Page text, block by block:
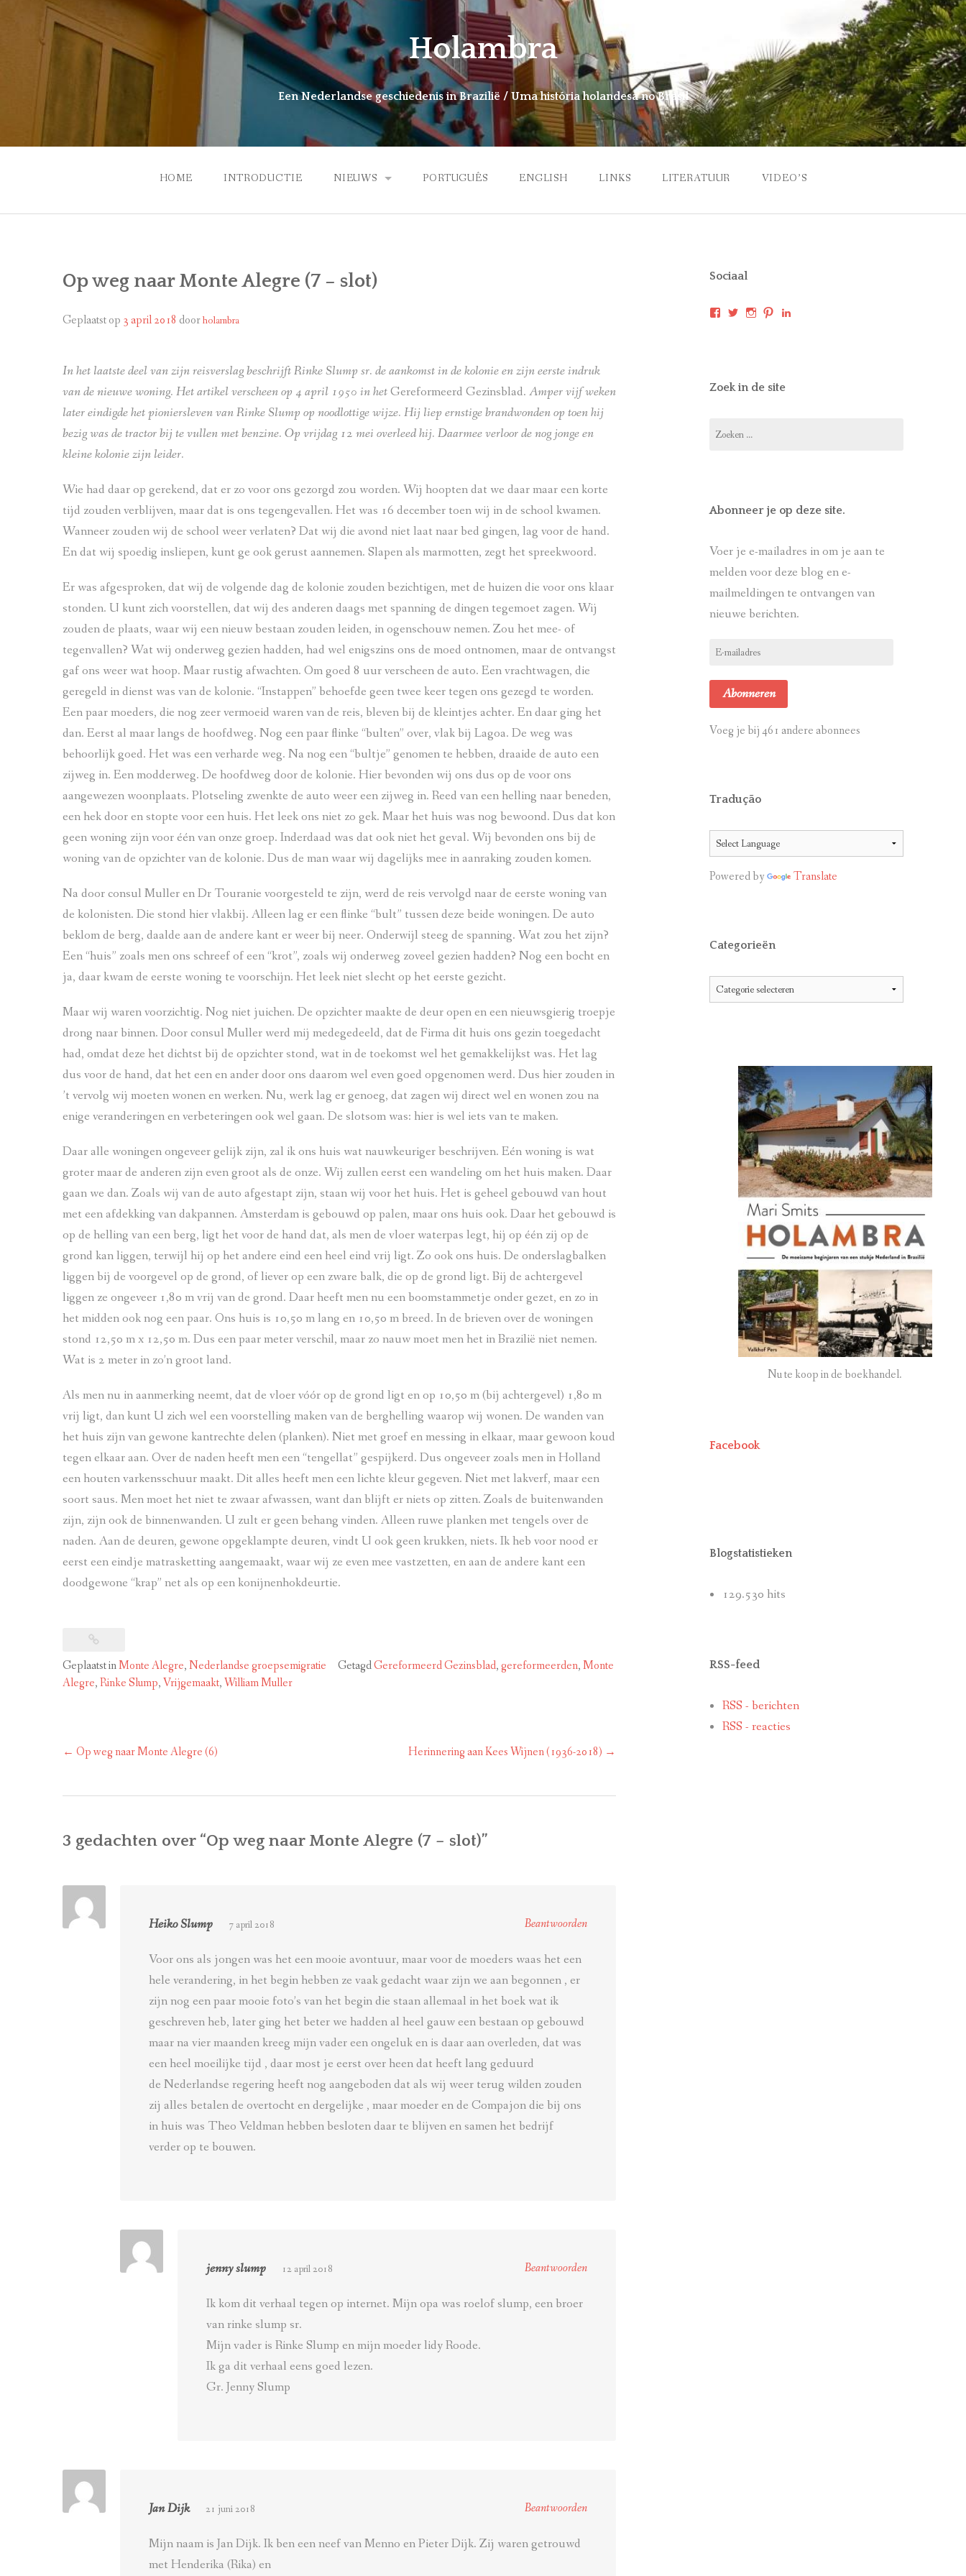
Holambra
Een Nederlandse geschiedenis in Brazilië / Uma história holandesa no Brasil
HOME INTRODUCTIE NIEUWS
BOEK HOLAMBRA
HOLAMBRA
PORTUGUÊS ENGLISH LINKS LITERATUUR VIDEO’S
Op weg naar Monte Alegre (7 – slot)
Geplaatst op 3 april 2018 doorholambra
In het laatste deel van zijn reisverslag beschrijft Rinke Slump sr. de aankomst in de kolonie en zijn eerste indruk
van de nieuwe woning. Het artikel verscheen op 4 april 1950 in hetGereformeerd Gezinsblad. Amper vijf weken
later eindigde het pioniersleven van Rinke Slump op noodlottige wijze. Hij liep ernstige brandwonden op toen hij
bezig was de tractor bij te vullen met benzine. Op vrijdag 12 mei overleed hij. Daarmee verloor de nog jonge en
kleine kolonie zijn leider.
Wie had daar op gerekend, dat er zo voor ons gezorgd zou worden. Wij hoopten dat we daar maar een korte
tijd zouden verblijven, maar dat is ons tegengevallen. Het was 16 december toen wij in de school kwamen.
Wanneer zouden wij de school weer verlaten? Dat wij die avond niet laat naar bed gingen, lag voor de hand.
En dat wij spoedig insliepen, kunt ge ook gerust aannemen. Slapen als marmotten, zegt het spreekwoord.
Er was afgesproken, dat wij de volgende dag de kolonie zouden bezichtigen, met de huizen die voor ons klaar
stonden. U kunt zich voorstellen, dat wij des anderen daags met spanning de dingen tegemoet zagen. Wij
zouden de plaats, waar wij een nieuw bestaan zouden leiden, in ogenschouw nemen. Zou het mee- of
tegenvallen? Wat wij onderweg gezien hadden, had wel enigszins ons de moed ontnomen, maar de ontvangst
gaf ons weer wat hoop. Maar rustig afwachten. Om goed 8 uur verscheen de auto. Een vrachtwagen, die
geregeld in dienst was van de kolonie. “Instappen” behoefde geen twee keer tegen ons gezegd te worden.
Een paar moeders, die nog zeer vermoeid waren van de reis, bleven bij de kleintjes achter. En daar ging het
dan. Eerst al maar langs de hoofdweg. Nog een paar flinke “bulten” over, vlak bij Lagoa. De weg was
behoorlijk goed. Het was een verharde weg. Na nog een “bultje” genomen te hebben, draaide de auto een
zijweg in. Een modderweg. De hoofdweg door de kolonie. Hier bevonden wij ons dus op de voor ons
aangewezen woonplaats. Plotseling zwenkte de auto weer een zijweg in. Reed van een helling naar beneden,
een hek door en stopte voor een huis. Het leek ons niet zo gek. Maar het huis was nog bewoond. Dus dat kon
geen woning zijn voor één van onze groep. Inderdaad was dat ook niet het geval. Wij bevonden ons bij de
woning van de opzichter van de kolonie. Dus de man waar wij dagelijks mee in aanraking zouden komen.
Na door consul Muller en Dr Touranie voorgesteld te zijn, werd de reis vervolgd naar de eerste woning van
de kolonisten. Die stond hier vlakbij. Alleen lag er een flinke “bult” tussen deze beide woningen. De auto
beklom de berg, daalde aan de andere kant er weer bij neer. Onderwijl steeg de spanning. Wat zou het zijn?
Een “huis” zoals men ons schreef of een “krot”, zoals wij onderweg zoveel gezien hadden? Nog een bocht en
ja, daar kwam de eerste woning te voorschijn. Het leek niet slecht op het eerste gezicht.
Maar wij waren voorzichtig. Nog niet juichen. De opzichter maakte de deur open en een nieuwsgierig troepje
drong naar binnen. Door consul Muller werd mij medegedeeld, dat de Firma dit huis ons gezin toegedacht
had, omdat deze het dichtst bij de opzichter stond, wat in de toekomst wel het gemakkelijkst was. Het lag
dus voor de hand, dat het een en ander door ons daarom wel even goed opgenomen werd. Dus hier zouden in
’t vervolg wij moeten wonen en werken. Nu, werk lag er genoeg, dat zagen wij direct wel en wonen zou na
enige veranderingen en verbeteringen ook wel gaan. De slotsom was: hier is wel iets van te maken.
Daar alle woningen ongeveer gelijk zijn, zal ik ons huis wat nauwkeuriger beschrijven. Eén woning is wat
groter maar de anderen zijn even groot als de onze. Wij zullen eerst een wandeling om het huis maken. Daar
gaan we dan. Zoals wij van de auto afgestapt zijn, staan wij voor het huis. Het is geheel gebouwd van hout
met een afdekking van dakpannen. Amsterdam is gebouwd op palen, maar ons huis ook. Daar het gebouwd is
op de helling van een berg, ligt het voor de hand dat, als men de vloer waterpas legt, hij op één zij op de
grond kan liggen, terwijl hij op het andere eind een heel eind vrij ligt. Zo ook ons huis. De onderslagbalken
liggen bij de voorgevel op de grond, of liever op een zware balk, die op de grond ligt. Bij de achtergevel
liggen ze ongeveer 1,80 m vrij van de grond. Daar heeft men nu een boomstammetje onder gezet, en zo in
het midden ook nog een paar. Ons huis is 10,50 m lang en 10,50 m breed. In de brieven over de woningen
stond 12,50 m x 12,50 m. Dus een paar meter verschil, maar zo nauw moet men het in Brazilië niet nemen.
Wat is 2 meter in zo’n groot land.
Als men nu in aanmerking neemt, dat de vloer vóór op de grond ligt en op 10,50 m (bij achtergevel) 1,80 m
vrij ligt, dan kunt U zich wel een voorstelling maken van de berghelling waarop wij wonen. De wanden van
het huis zijn van gewone kantrechte delen (planken). Niet met groef en messing in elkaar, maar gewoon koud
tegen elkaar aan. Over de naden heeft men een “tengellat” gespijkerd. Dus ongeveer zoals men in Holland
een houten varkensschuur maakt. Dit alles heeft men een lichte kleur gegeven. Niet met lakverf, maar een
soort saus. Men moet het niet te zwaar afwassen, want dan blijft er niets op zitten. Zoals de buitenwanden
zijn, zijn ook de binnenwanden. U zult er geen behang vinden. Alleen ruwe planken met tengels over de
naden. Aan de deuren, gewone opgeklampte deuren, vindt U ook geen krukken, niets. Ik heb voor nood er
eerst een eindje matrasketting aangemaakt, waar wij ze even mee vastzetten, en aan de andere kant een
doodgewone “krap” net als op een konijnenhokdeurtie.
Geplaatst inMonte Alegre,Nederlandse groepsemigratie GetagdGereformeerd Gezinsblad,gereformeerden,Monte
Alegre,Rinke Slump,Vrijgemaakt,William Muller
Bericht
← Op weg naar Monte Alegre (6) Herinnering aan Kees Wijnen (1936-2018) →
3 gedachten over “Op weg naar Monte Alegre (7 – slot)”
Heiko Slump 7 april 2018 Beantwoorden
Voor ons als jongen was het een mooie avontuur, maar voor de moeders waas het een
hele verandering, in het begin hebben ze vaak gedacht waar zijn we aan begonnen , er
zijn nog een paar mooie foto’s van het begin die staan allemaal in het boek wat ik
geschreven heb, later ging het beter we hadden al heel gauw een bestaan op gebouwd
maar na vier maanden kreeg mijn vader een ongeluk en is daar aan overleden, dat was
een heel moeilijke tijd , daar most je eerst over heen dat heeft lang geduurd
de Nederlandse regering heeft nog aangeboden dat als wij weer terug wilden zouden
zij alles betalen de overtocht en dergelijke , maar moeder en de Compajon die bij ons
in huis was Theo Veldman hebben besloten daar te blijven en samen het bedrijf
verder op te bouwen.
jenny slump 12 april 2018 Beantwoorden
Ik kom dit verhaal tegen op internet. Mijn opa was roelof slump, een broer
van rinke slump sr.
Mijn vader is Rinke Slump en mijn moeder lidy Roode.
Ik ga dit verhaal eens goed lezen.
Gr. Jenny Slump
Jan Dijk 21 juni 2018 Beantwoorden
Mijn naam is Jan Dijk. Ik ben een neef van Menno en Pieter Dijk. Zij waren getrouwd
met Henderika (Rika) en
Sociaal
Bekijk
Facebook
Bekijk
Twitter
Bekijk
Instagram
Bekijk
Pinterest
Zoek in de site
naar:
Abonneer je op deze site.
Voer je e-mailadres in om je aan te
melden voor deze blog en e-
mailmeldingen te ontvangen van
nieuwe berichten.
E-
Abonneren
Voeg je bij 461 andere abonnees
Tradução
Powered by Translate
Categorieën
Categorieën
Nu te koop in de boekhandel.
Facebook
Blogstatistieken
129.530 hits
RSS-feed
RSS - berichten
RSS - reacties